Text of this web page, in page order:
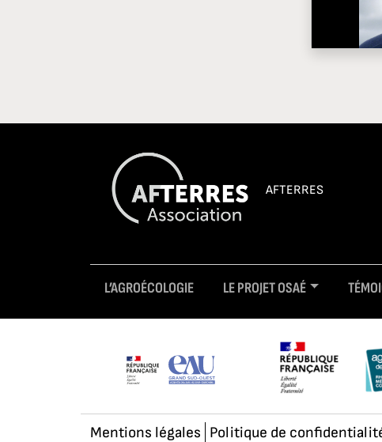
AFTERRES
L’AGROÉCOLOGIE LE PROJET OSAÉ
Mentions légales Politique de